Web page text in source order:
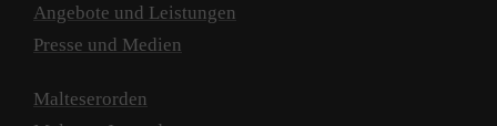
Angebote und Leistungen
Presse und Medien
Malteserorden